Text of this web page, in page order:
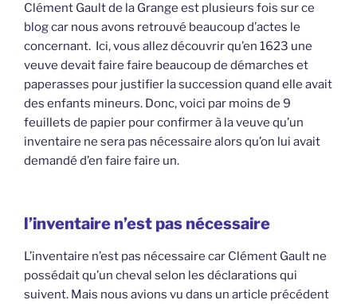
Clément Gault de la Grange est plusieurs fois sur ce
blog car nous avons retrouvé beaucoup d’actes le
concernant. Ici, vous allez découvrir qu’en 1623 une
veuve devait faire faire beaucoup de démarches et
paperasses pour justifier la succession quand elle avait
des enfants mineurs. Donc, voici par moins de 9
feuillets de papier pour confirmer à la veuve qu’un
inventaire ne sera pas nécessaire alors qu’on lui avait
demandé d’en faire faire un.
l’inventaire n’est pas nécessaire
L’inventaire n’est pas nécessaire car Clément Gault ne
possédait qu’un cheval selon les déclarations qui
suivent. Mais nous avions vu dans un article précédent